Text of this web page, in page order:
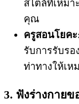
สไตล์ที่เหม
คุณ
ครูสอนโยคะ
รับการรับร
ท่าทางให้เ
3. ฟังร่างกาย